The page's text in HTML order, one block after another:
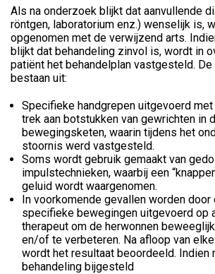
Als na onderzoek blijkt dat aanvullende
röntgen, laboratorium enz.) wenselijk is,
opgenomen met de verwijzend arts.
blijkt dat behandeling zinvol is, wordt in
patiënt het behandelplan vastgesteld. De
bestaan uit:
Specifieke handgrepen uitgevoerd
trek aan botstukken van gewrichten in
bewegingsketen, waarin tijdens het
stoornis werd vastgesteld.
Soms wordt gebruik gemaakt van
impulstechnieken, waarbij een
geluid wordt waargenomen.
In voorkomende gevallen worden door
specifieke bewegingen uitgevoerd op
therapeut om de herwonnen
en/of te verbeteren. Na afloop van
wordt het resultaat beoordeeld. Indien
behandeling bijgesteld